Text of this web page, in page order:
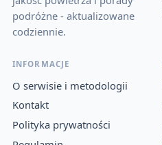
podróżne - aktualizowane
codziennie.
INFORMACJE
O serwisie i metodologii
Kontakt
Polityka prywatności